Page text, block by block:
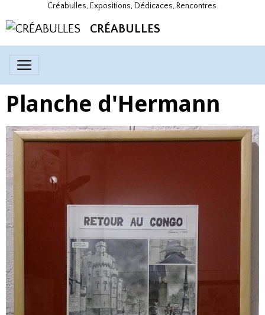
Créabulles, Expositions, Dédicaces, Rencontres.
CRÉABULLES
Planche d'Hermann